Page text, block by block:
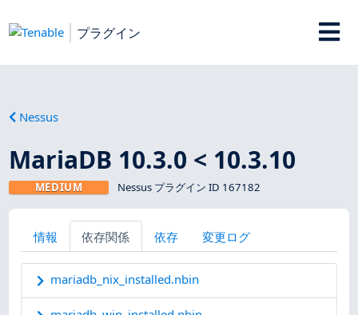
プラグイン
Nessus
MariaDB 10.3.0 < 10.3.10
MEDIUM Nessus プラグイン ID 167182
情報 依存関係 依存 変更ログ
mariadb_nix_installed.nbin